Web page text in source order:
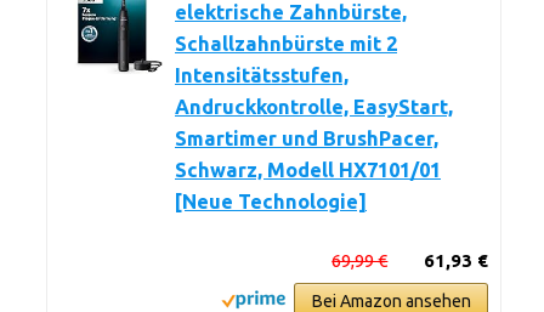
elektrische Zahnbürste,
Schallzahnbürste mit 2
Intensitätsstufen,
Andruckkontrolle, EasyStart,
Smartimer und BrushPacer,
Schwarz, Modell HX7101/01
[Neue Technologie]
61,93 €
69,99 €
Bei Amazon ansehen